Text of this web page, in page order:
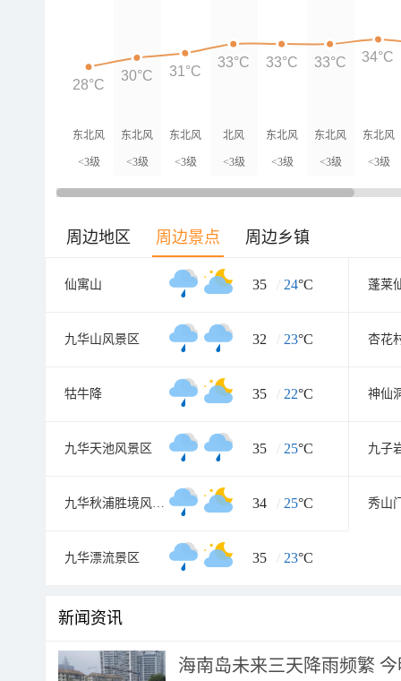
东北风
<3级
东北风
<3级
东北风
<3级
北风
<3级
东北风
<3级
东北风
<3级
东北风
<3级
28°C
30°C 31°C
33°C 33°C 33°C 34°C
周边地区 周边景点 周边乡镇
仙寓山 35 / 24°C 蓬莱
九华山风景区 32 / 23°C 杏花
牯牛降 35 / 22°C 神仙
九华天池风景区 35 / 25°C 九子
九华秋浦胜境风景区 34 / 25°C 秀山
九华漂流景区 35 / 23°C
新闻资讯
海南岛未来三天降雨频繁